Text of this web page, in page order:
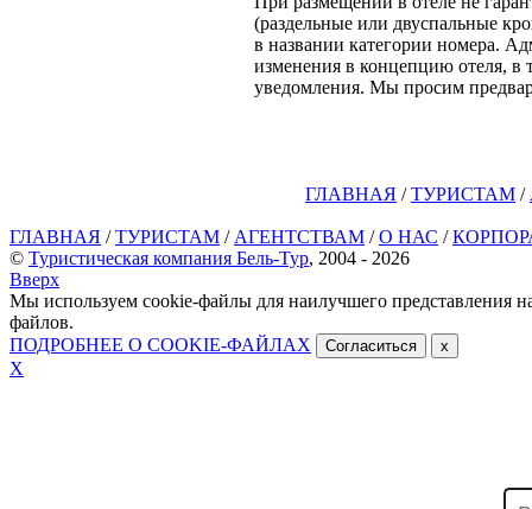
(раздельные или двуспальные
в названии категории номера.
изменения в концепцию отеля, в
уведомления. Мы просим
ГЛАВНАЯ /ТУРИСТАМ /
ГЛАВНАЯ /ТУРИСТАМ / АГЕНТСТВАМ /О НАС /
© Туристическая компания Бель-Тур, 2004 - 2026
Вверх
Мы используем cookie-файлы для наилучшего представления
файлов.
ПОДРОБНЕЕ О COOKIE-ФАЙЛАХ
Согласиться x
Х